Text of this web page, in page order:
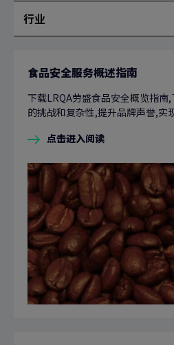
类
型
行业
行
食品安全服务概述指南
下载LRQA劳盛食品安全概览指南
的挑战和复杂性,提升品牌声誉,实
点击进入阅读